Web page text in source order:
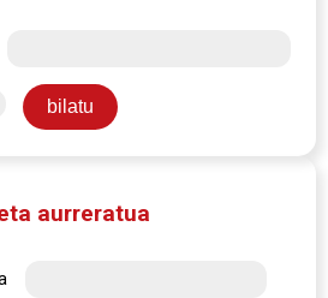
aurreratua